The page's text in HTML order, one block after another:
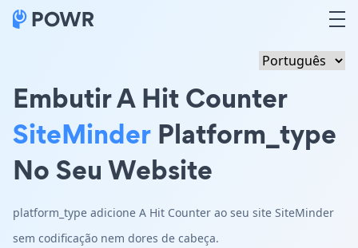
Embutir A Hit Counter
SiteMinder Platform_type
No Seu Website
platform_type adicione A Hit Counter ao seu site SiteMinder
sem codificação nem dores de cabeça.